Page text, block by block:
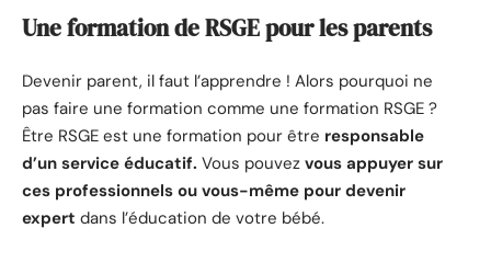
Une formation de RSGE pour les parents
Devenir parent, il faut l’apprendre ! Alors pourquoi ne
pas faire une formation comme une formation RSGE ?
Être RSGE est une formation pour être responsable
d’un service éducatif. Vous pouvez vous appuyer sur
ces professionnels ou vous-même pour devenir
expert dans l’éducation de votre bébé.